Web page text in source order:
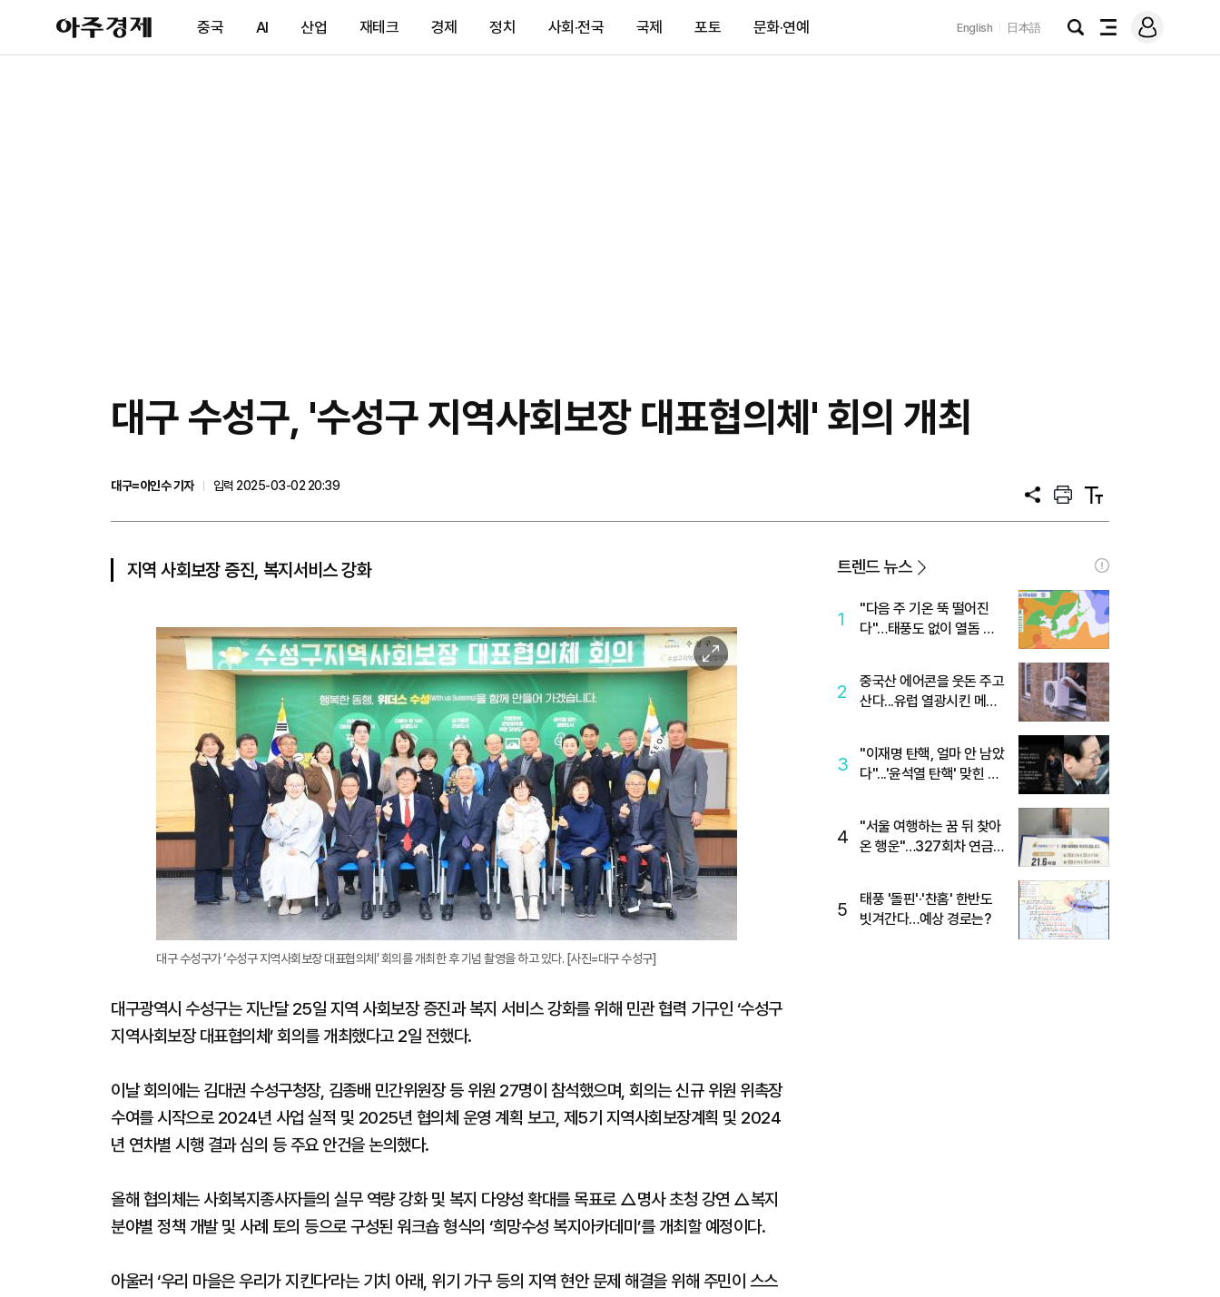
아
주
제
중국 AI 산업 재테크 경제 정치 사회·전국 국제 포토 문화·연예 English 日本語
검
전
메
그
대구 수성구, '수성구 지역사회보장 대표협의체' 회의 개최
대구=이인수 기자
입력 2025-03-02 20:39
공
프
트
텍
트
지역 사회보장 증진, 복지서비스 강화
이
미
지
확
대
대구 수성구가 ‘수성구 지역사회보장 대표협의체’ 회의를 개최한 후 기념 촬영을 하고 있다. [사진=대구 수성구]
대구광역시 수성구는 지난달 25일 지역 사회보장 증진과 복지 서비스 강화를 위해 민관 협력 기구인 ‘수성구
지역사회보장 대표협의체’ 회의를 개최했다고 2일 전했다.
이날 회의에는 김대권 수성구청장, 김종배 민간위원장 등 위원 27명이 참석했으며, 회의는 신규 위원 위촉장
수여를 시작으로 2024년 사업 실적 및 2025년 협의체 운영 계획 보고, 제5기 지역사회보장계획 및 2024
년 연차별 시행 결과 심의 등 주요 안건을 논의했다.
올해 협의체는 사회복지종사자들의 실무 역량 강화 및 복지 다양성 확대를 목표로 △명사 초청 강연 △복지
분야별 정책 개발 및 사례 토의 등으로 구성된 워크숍 형식의 ‘희망수성 복지아카데미’를 개최할 예정이다.
아울러 ‘우리 마을은 우리가 지킨다’라는 기치 아래, 위기 가구 등의 지역 현안 문제 해결을 위해 주민이 스스
트렌드 뉴스
1
"다음 주 기온 뚝 떨어진
다"…태풍도 없이 열돔 박
2
중국산 에어콘을 웃돈 주고
산다...유럽 열광시킨 메이
3
"이재명 탄핵, 얼마 안 남았
다"...'윤석열 탄핵' 맞힌 무
4
"서울 여행하는 꿈 뒤 찾아
온 행운"…327회차 연금
5
태풍 '돌핀'·'찬홈' 한반도
빗겨간다…예상 경로는?